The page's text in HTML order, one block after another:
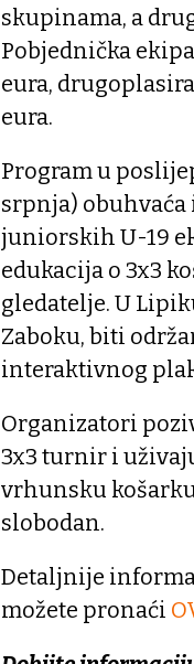
skupinama, a
Pobjednička
eura,
eura.
Program u
srpnja) obuhvaća
juniorskih U-19
edukacija o 3x3
gledatelje. U
Zaboku, biti
interaktivnog
Organizatori
3x3 turnir i
vrhunsku
slobodan.
Detaljnije
možete pronaći